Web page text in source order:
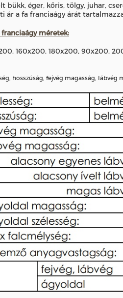
bükk, éger, kőris, tölgy, juhar,
ár a fa franciaágy árát
méretek:
160x200, 180x200, 90x200,
hosszúság, fejvég magasság,